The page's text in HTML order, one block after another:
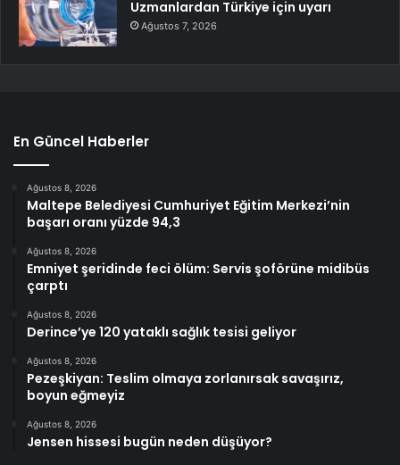
Uzmanlardan Türkiye için uyarı
Ağustos 7, 2026
En Güncel Haberler
Ağustos 8, 2026
Maltepe Belediyesi Cumhuriyet Eğitim Merkezi’nin
başarı oranı yüzde 94,3
Ağustos 8, 2026
Emniyet şeridinde feci ölüm: Servis şoförüne midibüs
çarptı
Ağustos 8, 2026
Derince’ye 120 yataklı sağlık tesisi geliyor
Ağustos 8, 2026
Pezeşkiyan: Teslim olmaya zorlanırsak savaşırız,
boyun eğmeyiz
Ağustos 8, 2026
Jensen hissesi bugün neden düşüyor?